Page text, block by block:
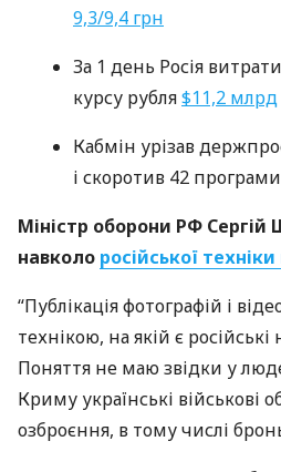
9,3/9,4 грн
За 1 день Росія
курсу рубля$11,2 млрд
Кабмін урізав
і скоротив 42 програми
Міністр оборони РФ Сергій
навколо російської
“Публікація фотографій і
технікою, на якій є
Поняття не маю звідки у
Криму українські військові
озброєння, в тому числі